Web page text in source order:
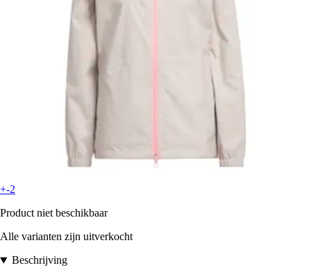
+-2
Product niet beschikbaar
Alle varianten zijn uitverkocht
Beschrijving